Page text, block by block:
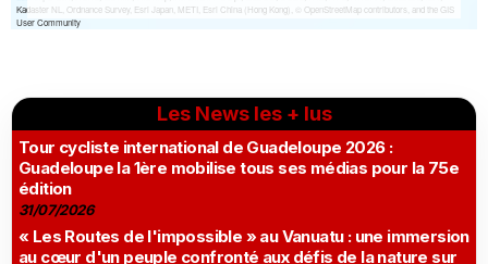
Les News les + lus
Tour cycliste international de Guadeloupe 2026 :
Guadeloupe la 1ère mobilise tous ses médias pour la 75e
édition
31/07/2026
« Les Routes de l'impossible » au Vanuatu : une immersion
au cœur d'un peuple confronté aux défis de la nature sur